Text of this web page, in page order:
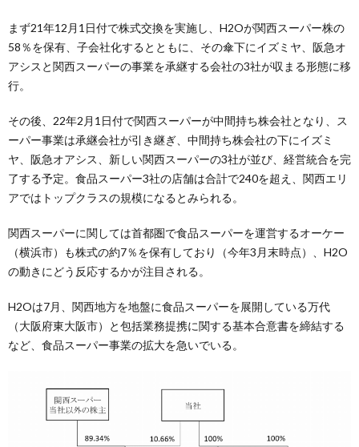
まず21年12月1日付で株式交換を実施し、H2Oが関西スーパー株の
58％を保有、子会社化するとともに、その傘下にイズミヤ、阪急オ
アシスと関西スーパーの事業を承継する会社の3社が収まる形態に移
行。
その後、22年2月1日付で関西スーパーが中間持ち株会社となり、ス
ーパー事業は承継会社が引き継ぎ、中間持ち株会社の下にイズミ
ヤ、阪急オアシス、新しい関西スーパーの3社が並び、経営統合を完
了する予定。食品スーパー3社の店舗は合計で240を超え、関西エリ
アではトップクラスの規模になるとみられる。
関西スーパーに関しては首都圏で食品スーパーを運営するオーケー
（横浜市）も株式の約7％を保有しており（今年3月末時点）、H2O
の動きにどう反応するかが注目される。
H2Oは7月、関西地方を地盤に食品スーパーを展開している万代
（大阪府東大阪市）と包括業務提携に関する基本合意書を締結する
など、食品スーパー事業の拡大を急いでいる。